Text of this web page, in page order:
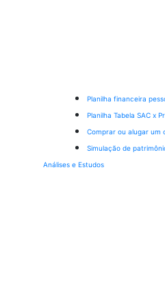
Planilha financeira
Planilha Tabela SAC x
Comprar ou alugar um
Simulação de
Análises e Estudos